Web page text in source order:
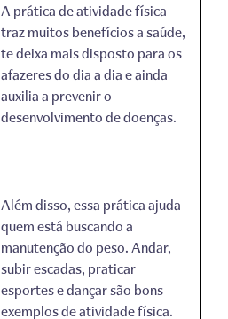
A prática de atividade física
traz muitos benefícios a saúde,
te deixa mais disposto para os
afazeres do dia a dia e ainda
auxilia a prevenir o
desenvolvimento de doenças.
Além disso, essa prática ajuda
quem está buscando a
manutenção do peso. Andar,
subir escadas, praticar
esportes e dançar são bons
exemplos de atividade física.